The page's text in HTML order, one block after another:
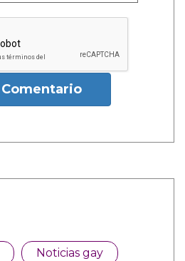
Noticias gay